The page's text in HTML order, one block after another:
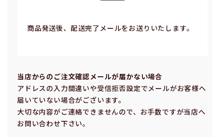
商品発送後、配送完了メールをお送りいたします。
当店からのご注⽂確認メールが届かない場合
アドレスの⼊⼒間違いや受信拒否設定でメールがお客様へ
届いていない場合がございます。
⼤切な内容がご連絡できませんので、お⼿数ですが当店へ
お問い合わせ下さい。